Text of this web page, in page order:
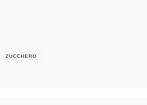
ZUCCHERO